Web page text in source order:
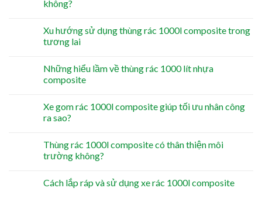
không?
Xu hướng sử dụng thùng rác 1000l composite trong
tương lai
Những hiểu lầm về thùng rác 1000 lít nhựa
composite
Xe gom rác 1000l composite giúp tối ưu nhân công
ra sao?
Thùng rác 1000l composite có thân thiện môi
trường không?
Cách lắp ráp và sử dụng xe rác 1000l composite